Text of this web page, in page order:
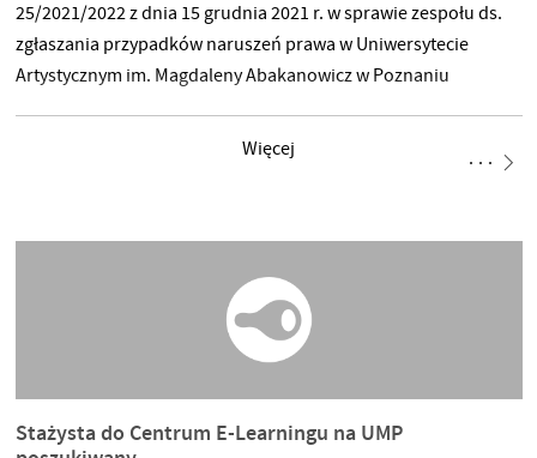
25/2021/2022 z dnia 15 grudnia 2021 r. w sprawie zespołu ds.
zgłaszania przypadków naruszeń prawa w Uniwersytecie
Artystycznym im. Magdaleny Abakanowicz w Poznaniu
Więcej
Stażysta do Centrum E-Learningu na UMP